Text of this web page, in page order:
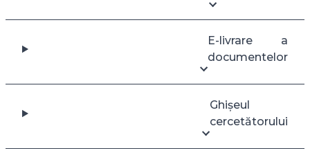
E-livrare a
documentelor
Ghișeul
cercetătorului